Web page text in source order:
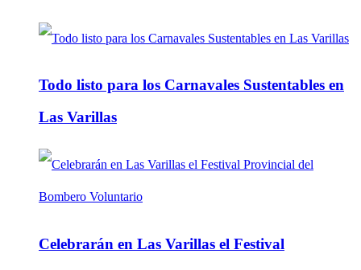
Todo listo para los Carnavales Sustentables en
Las Varillas
Celebrarán en Las Varillas el Festival